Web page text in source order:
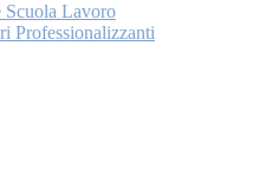
Scuola Lavoro
Professionalizzanti